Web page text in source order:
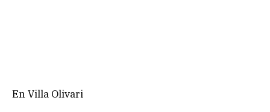
En Villa Olivari